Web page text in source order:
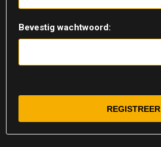
Bevestig wachtwoord: